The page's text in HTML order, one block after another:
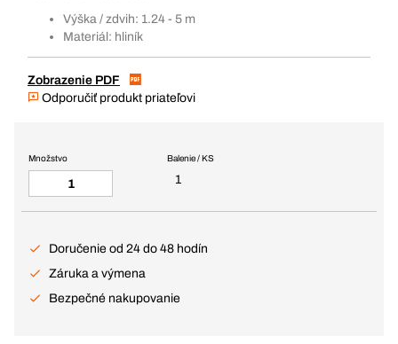
Výška / zdvih: 1.24 - 5 m
Materiál: hliník
Zobrazenie PDF
Odporučiť produkt priateľovi
Balenie / KS
1
Množstvo
Doručenie od 24 do 48 hodín
Záruka a výmena
Bezpečné nakupovanie